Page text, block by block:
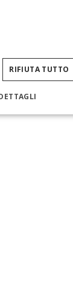
RIFIUTA TUTTO